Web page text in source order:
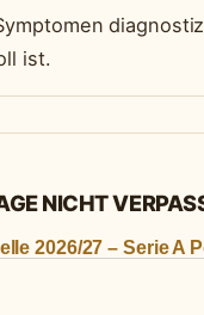
ist.
NICHT
2026/27 – Serie A